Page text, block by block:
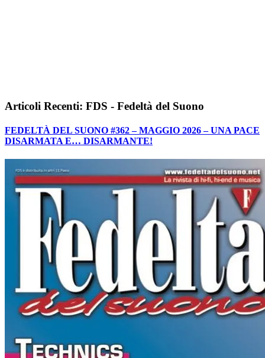
Articoli Recenti: FDS - Fedeltà del Suono
FEDELTÀ DEL SUONO #362 – MAGGIO 2026 – UNA PACE
DISARMATA E… DISARMANTE!